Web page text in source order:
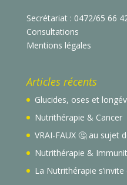
Secrétariat : 0472/65 66
Consultations
Mentions légales
Articles récents
Glucides, oses et
Nutrithérapie & Cancer
VRAI-FAUX 🤔 au sujet
Nutrithérapie &
La Nutrithérapie